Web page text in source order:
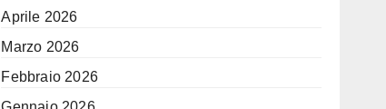
Aprile 2026
Marzo 2026
Febbraio 2026